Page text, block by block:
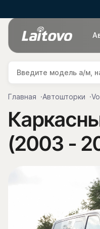
Главная Автошторки
(2003 -